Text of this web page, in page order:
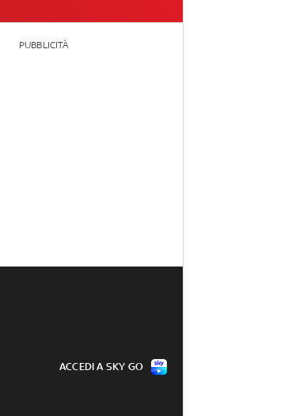
PUBBLICITÀ
ACCEDI A SKY GO